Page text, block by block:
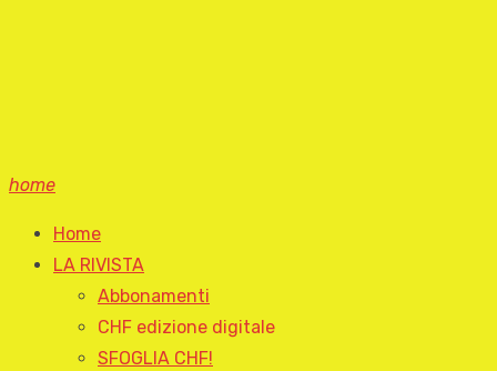
home
Home
LA RIVISTA
Abbonamenti
CHF edizione digitale
SFOGLIA CHF!